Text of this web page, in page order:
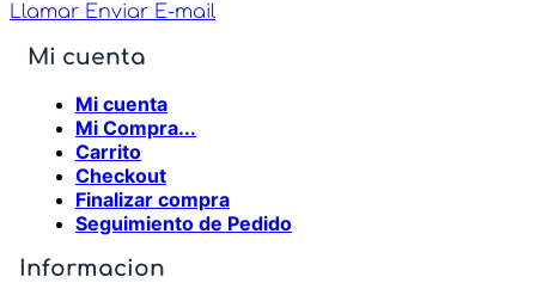
Llamar Enviar E-mail
Mi cuenta
Mi cuenta
Mi Compra...
Carrito
Checkout
Finalizar compra
Seguimiento de Pedido
Informacion